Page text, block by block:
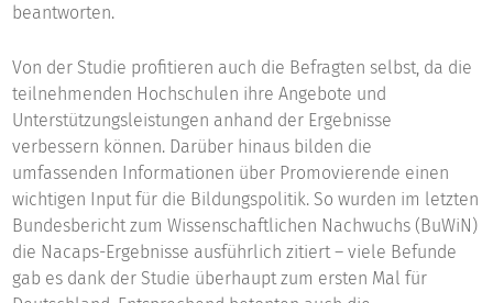
beantworten.
Von der Studie profitieren auch die Befragten selbst, da die
teilnehmenden Hochschulen ihre Angebote und
Unterstützungsleistungen anhand der Ergebnisse
verbessern können. Darüber hinaus bilden die
umfassenden Informationen über Promovierende einen
wichtigen Input für die Bildungspolitik. So wurden im letzten
Bundesbericht zum Wissenschaftlichen Nachwuchs (BuWiN)
die Nacaps-Ergebnisse ausführlich zitiert – viele Befunde
gab es dank der Studie überhaupt zum ersten Mal für